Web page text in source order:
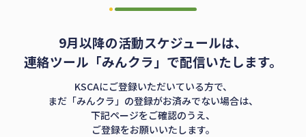
9月以降の活動スケジュールは、
連絡ツール「みんクラ」で配信いたします。
KSCAにご登録いただいている方で、
まだ「みんクラ」の登録がお済みでない場合は、
下記ページをご確認のうえ、
ご登録をお願いいたします。